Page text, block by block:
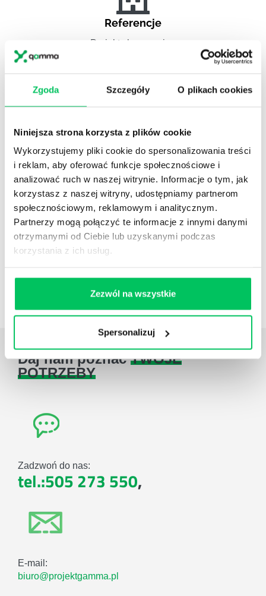
Zgoda Szczegóły O plikach cookies
Niniejsza strona korzysta z plików cookie
Wykorzystujemy pliki cookie do spersonalizowania treści
i reklam, aby oferować funkcje społecznościowe i
analizować ruch w naszej witrynie. Informacje o tym, jak
korzystasz z naszej witryny, udostępniamy partnerom
społecznościowym, reklamowym i analitycznym.
Partnerzy mogą połączyć te informacje z innymi danymi
otrzymanymi od Ciebie lub uzyskanymi podczas
korzystania z ich usług.
Zezwól na wszystkie
Spersonalizuj
Referencje
Projekty komercyjne
Administracja publiczna
Referencje
Pełna lista referencyjna
Zestawienie case studies
Daj nam poznaćTWOJE
POTRZEBY
Zadzwoń do nas:
tel.:505 273 550,
E-mail:
biuro@projektgamma.pl